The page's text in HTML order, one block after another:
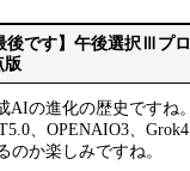
後です】午後選択Ⅲプ
版
AIの進化の歴史ですね
、OPENAIO3、
か楽しみですね。